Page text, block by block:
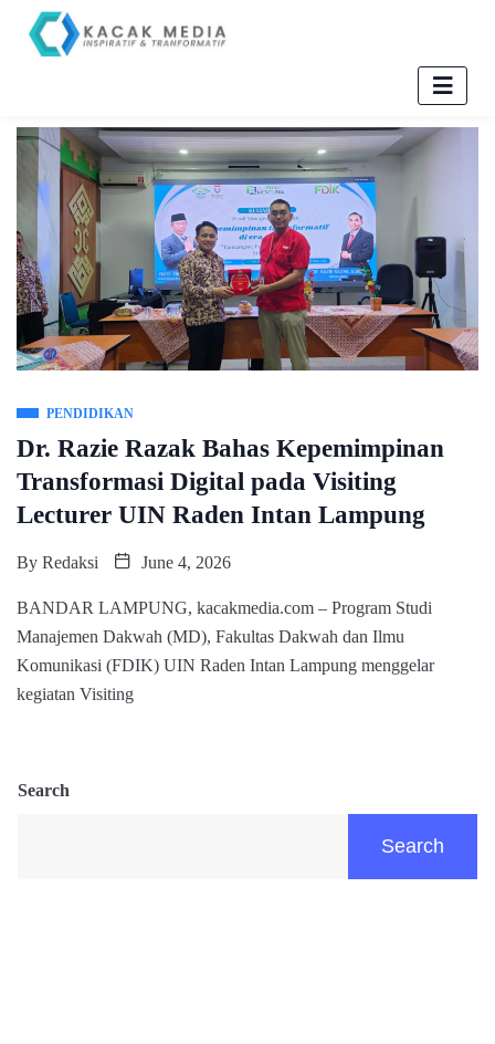
PENDIDIKAN
Dr. Razie Razak Bahas Kepemimpinan
Transformasi Digital pada Visiting
Lecturer UIN Raden Intan Lampung
By Redaksi June 4, 2026
BANDAR LAMPUNG, kacakmedia.com – Program Studi
Manajemen Dakwah (MD), Fakultas Dakwah dan Ilmu
Komunikasi (FDIK) UIN Raden Intan Lampung menggelar
kegiatan Visiting
Search
Search